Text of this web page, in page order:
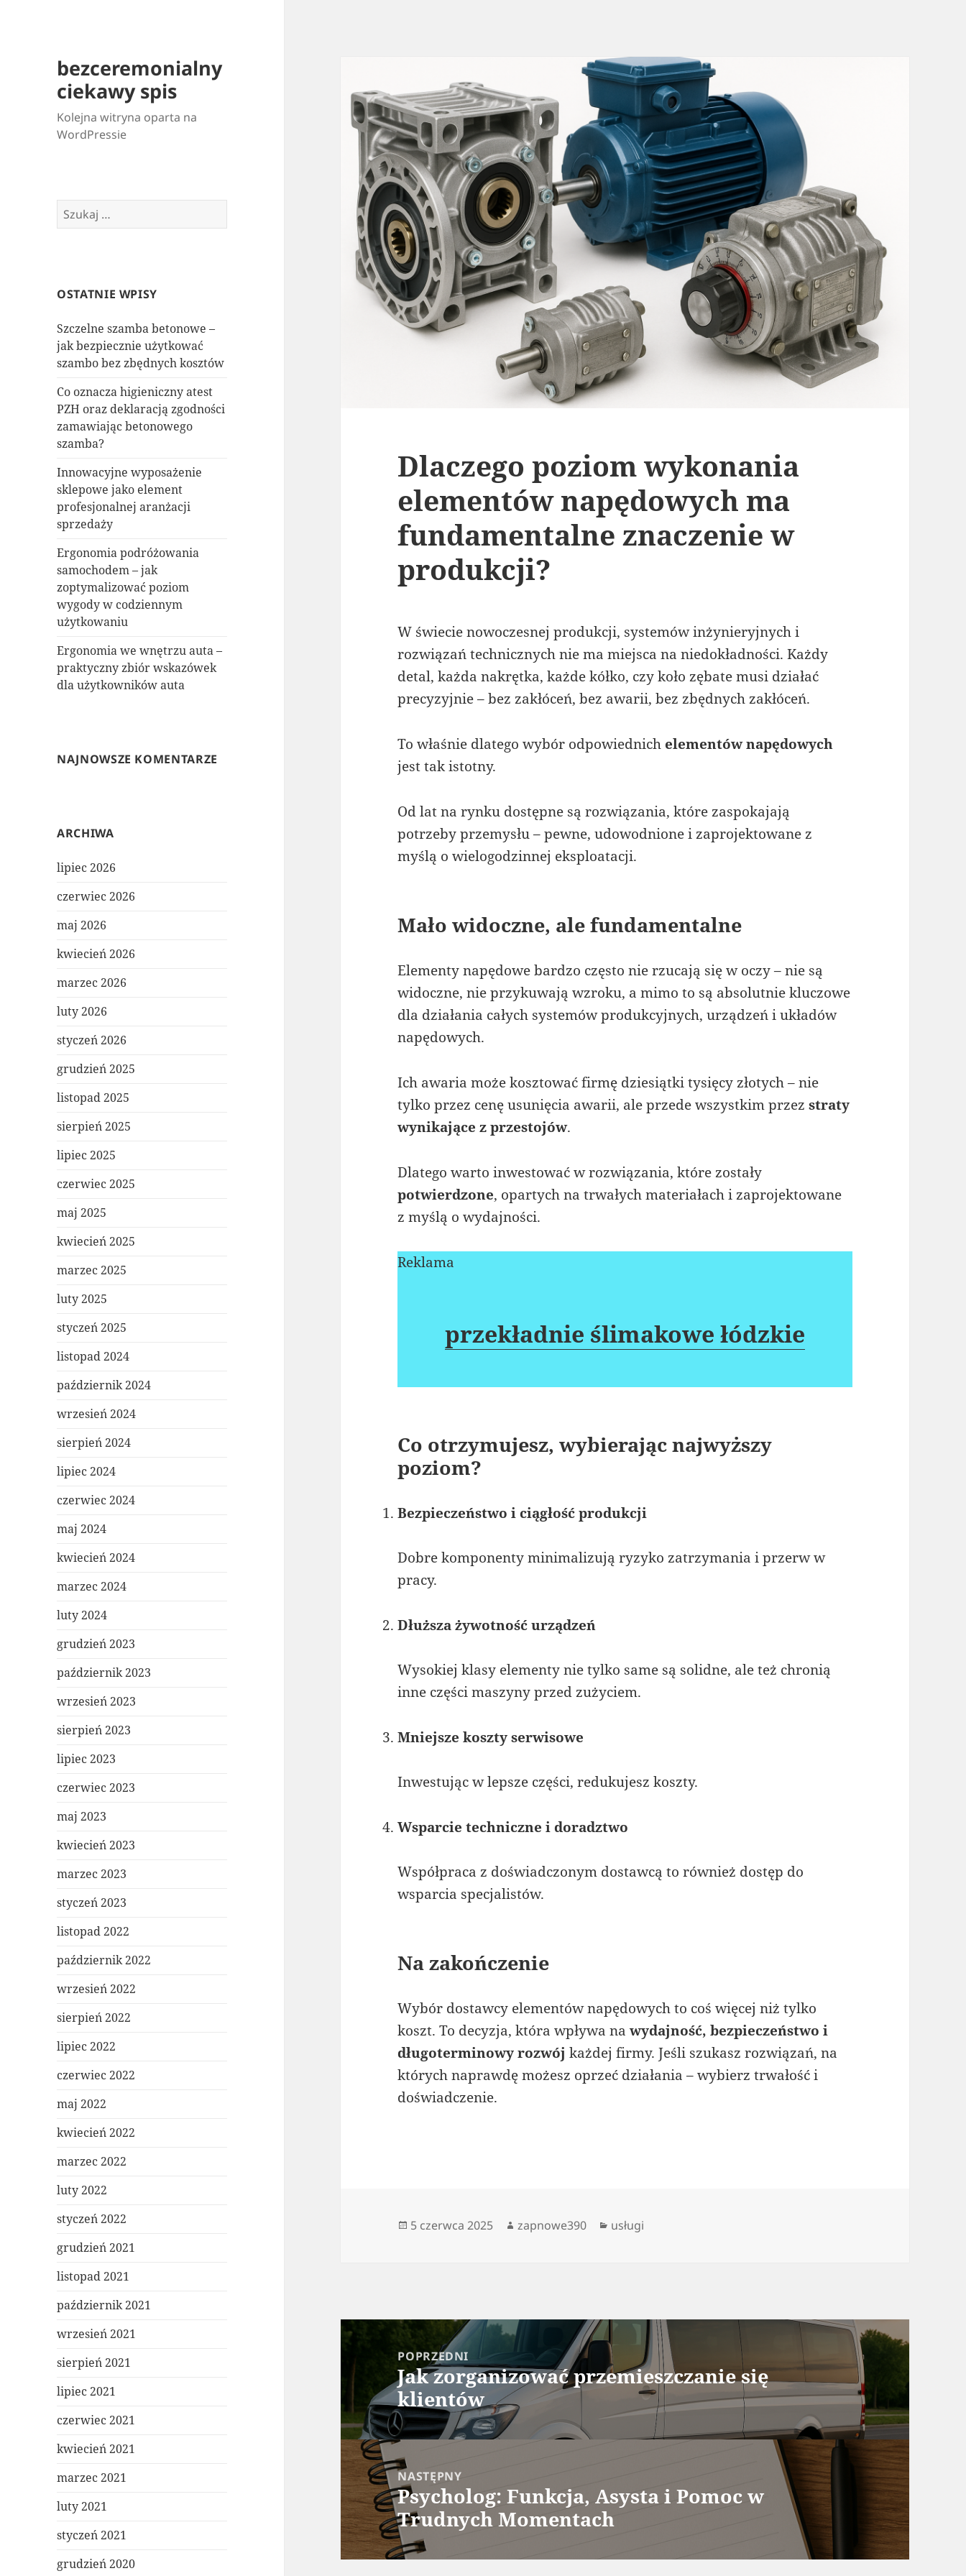
bezceremonialny
ciekawy spis
Kolejna witryna oparta na
WordPressie
Szukaj:
OSTATNIE WPISY
Szczelne szamba betonowe –
jak bezpiecznie użytkować
szambo bez zbędnych kosztów
Co oznacza higieniczny atest
PZH oraz deklaracją zgodności
zamawiając betonowego
szamba?
Innowacyjne wyposażenie
sklepowe jako element
profesjonalnej aranżacji
sprzedaży
Ergonomia podróżowania
samochodem – jak
zoptymalizować poziom
wygody w codziennym
użytkowaniu
Ergonomia we wnętrzu auta –
praktyczny zbiór wskazówek
dla użytkowników auta
NAJNOWSZE KOMENTARZE
ARCHIWA
lipiec 2026
czerwiec 2026
maj 2026
kwiecień 2026
marzec 2026
luty 2026
styczeń 2026
grudzień 2025
listopad 2025
sierpień 2025
lipiec 2025
czerwiec 2025
maj 2025
kwiecień 2025
marzec 2025
luty 2025
styczeń 2025
listopad 2024
październik 2024
wrzesień 2024
sierpień 2024
lipiec 2024
czerwiec 2024
maj 2024
kwiecień 2024
marzec 2024
luty 2024
grudzień 2023
październik 2023
wrzesień 2023
sierpień 2023
lipiec 2023
czerwiec 2023
maj 2023
kwiecień 2023
marzec 2023
styczeń 2023
listopad 2022
październik 2022
wrzesień 2022
sierpień 2022
lipiec 2022
czerwiec 2022
maj 2022
kwiecień 2022
marzec 2022
luty 2022
styczeń 2022
grudzień 2021
listopad 2021
październik 2021
wrzesień 2021
sierpień 2021
lipiec 2021
czerwiec 2021
kwiecień 2021
marzec 2021
luty 2021
styczeń 2021
grudzień 2020
Dlaczego poziom wykonania
elementów napędowych ma
fundamentalne znaczenie w
produkcji?
W świecie nowoczesnej produkcji, systemów inżynieryjnych i
rozwiązań technicznych nie ma miejsca na niedokładności. Każdy
detal, każda nakrętka, każde kółko, czy koło zębate musi działać
precyzyjnie – bez zakłóceń, bez awarii, bez zbędnych zakłóceń.
To właśnie dlatego wybór odpowiednich elementów napędowych
jest tak istotny.
Od lat na rynku dostępne są rozwiązania, które zaspokajają
potrzeby przemysłu – pewne, udowodnione i zaprojektowane z
myślą o wielogodzinnej eksploatacji.
Mało widoczne, ale fundamentalne
Elementy napędowe bardzo często nie rzucają się w oczy – nie są
widoczne, nie przykuwają wzroku, a mimo to są absolutnie kluczowe
dla działania całych systemów produkcyjnych, urządzeń i układów
napędowych.
Ich awaria może kosztować firmę dziesiątki tysięcy złotych – nie
tylko przez cenę usunięcia awarii, ale przede wszystkim przezstraty
wynikające z przestojów.
Dlatego warto inwestować w rozwiązania, które zostały
potwierdzone, opartych na trwałych materiałach i zaprojektowane
z myślą o wydajności.
Reklama
przekładnie ślimakowe łódzkie
Co otrzymujesz, wybierając najwyższy
poziom?
Bezpieczeństwo i ciągłość produkcji
Dobre komponenty minimalizują ryzyko zatrzymania i przerw w
pracy.
Dłuższa żywotność urządzeń
Wysokiej klasy elementy nie tylko same są solidne, ale też chronią
inne części maszyny przed zużyciem.
Mniejsze koszty serwisowe
Inwestując w lepsze części, redukujesz koszty.
Wsparcie techniczne i doradztwo
Współpraca z doświadczonym dostawcą to również dostęp do
wsparcia specjalistów.
Na zakończenie
Wybór dostawcy elementów napędowych to coś więcej niż tylko
koszt. To decyzja, która wpływa nawydajność, bezpieczeństwo i
długoterminowy rozwój każdej firmy. Jeśli szukasz rozwiązań, na
których naprawdę możesz oprzeć działania – wybierz trwałość i
doświadczenie.
Data
5 czerwca 2025 Autor
zapnowe390 Kategorie
usługi
Nawigacja
POPRZEDNI
Poprzedni
wpis:
Jak zorganizować przemieszczanie się
klientów
NASTĘPNY
Następny
wpis:
Psycholog: Funkcja, Asysta i Pomoc w
Trudnych Momentach